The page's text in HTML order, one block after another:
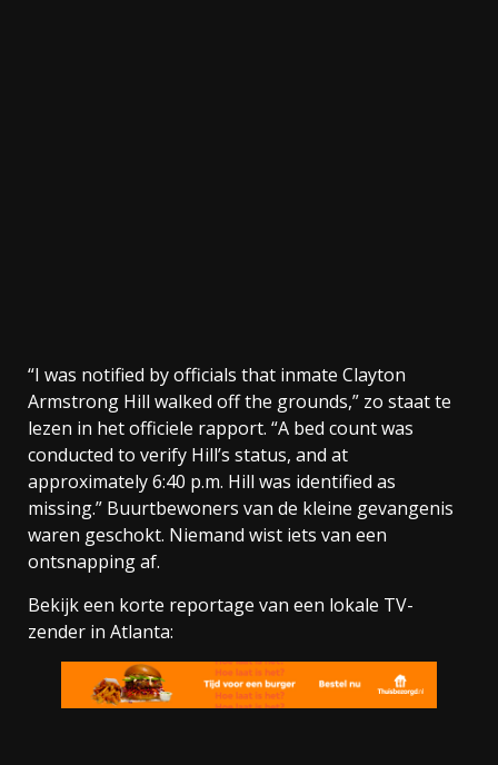
“I was notified by officials that inmate Clayton
Armstrong Hill walked off the grounds,” zo staat te
lezen in het officiele rapport. “A bed count was
conducted to verify Hill’s status, and at
approximately 6:40 p.m. Hill was identified as
missing.” Buurtbewoners van de kleine gevangenis
waren geschokt. Niemand wist iets van een
ontsnapping af.
Bekijk een korte reportage van een lokale TV-
zender in Atlanta: